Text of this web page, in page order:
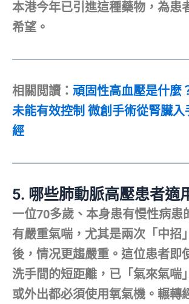
本港今年已引進這種藥物，為患
希望。
相關閲讀： 頑固性高血壓是什麼
未能有效控制 微創手術從腎臟入
經
5. 哪些肺動脈高壓患者適
一位70多歲、本身患有慢性病患
有嚴重氣喘，尤其是兩次「中招
後，情况更趨嚴重。這位患者即
洗手間的短距離，已「氣來氣喘
或外出都必須使用氧氣機。輾轉